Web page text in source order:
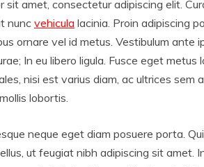
sit amet, consectetur adipiscing elit.
nunc vehicula lacinia. Proin adipiscing
ornare vel id metus. Vestibulum ante
In eu libero ligula. Fusce eget
nisi est varius diam, ac ultrices sem
lobortis.
neque eget diam posuere porta.
ut feugiat nibh adipiscing sit amet.